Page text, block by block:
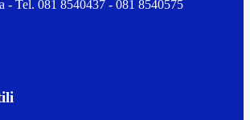
- Tel. 081 8540437 - 081 8540575